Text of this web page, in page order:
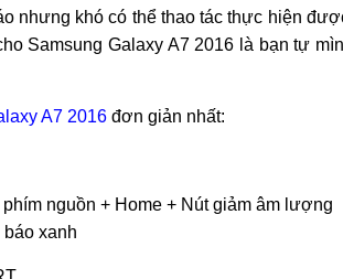
nhưng khó có thể thao tác thực hiện
Samsung Galaxy A7 2016 là bạn tự
A7 2016 đơn giản nhất:
nguồn + Home + Nút giảm âm lượng
xanh